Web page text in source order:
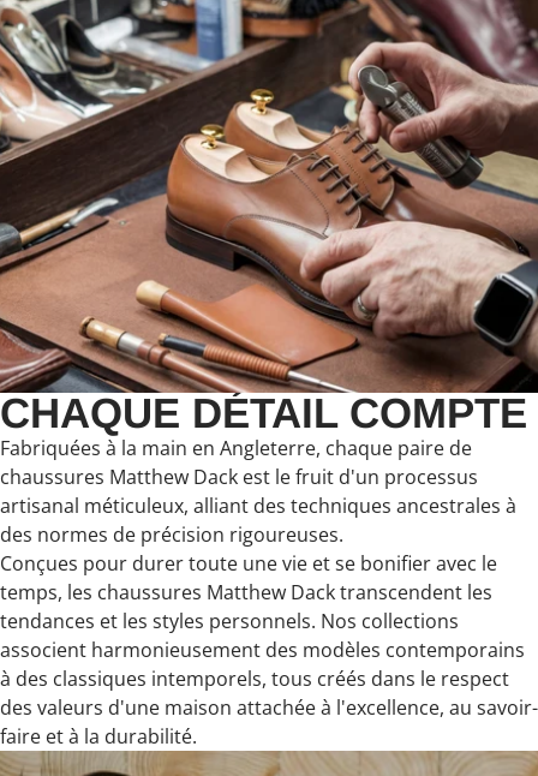
CHAQUE DÉTAIL COMPTE
Fabriquées à la main en Angleterre, chaque paire de
chaussures Matthew Dack est le fruit d'un processus
artisanal méticuleux, alliant des techniques ancestrales à
des normes de précision rigoureuses.
Conçues pour durer toute une vie et se bonifier avec le
temps, les chaussures Matthew Dack transcendent les
tendances et les styles personnels. Nos collections
associent harmonieusement des modèles contemporains
à des classiques intemporels, tous créés dans le respect
des valeurs d'une maison attachée à l'excellence, au savoir-
faire et à la durabilité.